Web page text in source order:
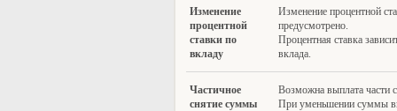
Изменение
процентной
ставки по
вкладу
Изменение процентной
предусмотрено.
Процентная ставка
вклада.
Частичное
снятие суммы
Возможна выплата части
При уменьшении суммы